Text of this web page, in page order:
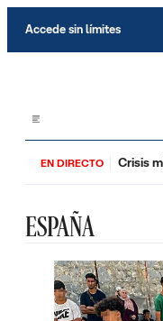
Accede sin límites
EN DIRECTO Crisis
ESPAÑA